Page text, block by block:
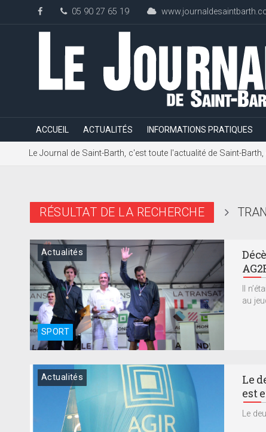
05 90 27 65 19
ACCUEIL ACTUALITÉS INFORMATIONS PRATIQUES
Le Journal de Saint-Barth, c'est toute l'actualité de Saint-
RÉSULTAT DE LA RECHERCHE
SPORT
Actualités
Il
au
Actualités
Le
est
Le